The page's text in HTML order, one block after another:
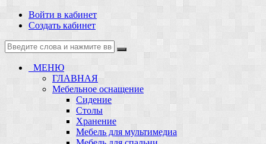
Войти в кабинет
Создать кабинет
МЕНЮ
ГЛАВНАЯ
Мебельное оснащение
Сидение
Столы
Хранение
Мебель для мультимедиа